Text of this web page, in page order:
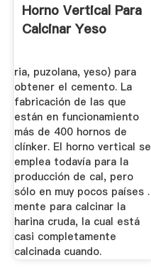
Horno Vertical Para
Calcinar Yeso
ria, puzolana, yeso) para
obtener el cemento. La
fabricación de las que
están en funcionamiento
más de 400 hornos de
clínker. El horno vertical se
emplea todavía para la
producción de cal, pero
sólo en muy pocos países .
mente para calcinar la
harina cruda, la cual está
casi completamente
calcinada cuando.